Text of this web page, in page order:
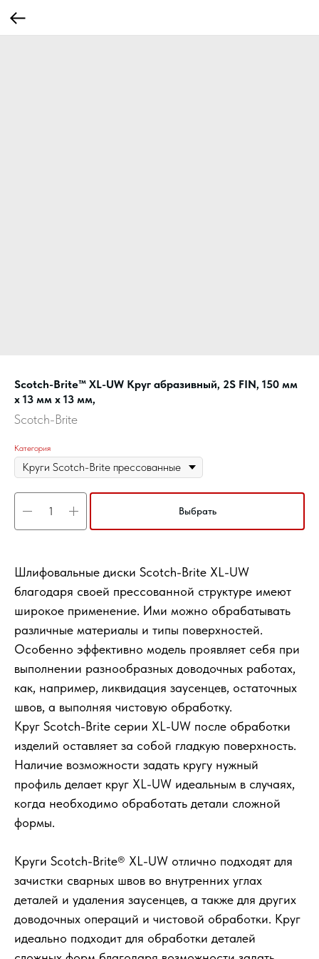
Scotch-Brite™ XL-UW Круг абразивный, 2S FIN, 150 мм
х 13 мм х 13 мм,
Scotch-Brite
Категория
Выбрать
Шлифовальные диски Scotch-Brite XL-UW
благодаря своей прессованной структуре имеют
широкое применение. Ими можно обрабатывать
различные материалы и типы поверхностей.
Особенно эффективно модель проявляет себя при
выполнении разнообразных доводочных работах,
как, например, ликвидация заусенцев, остаточных
швов, а выполняя чистовую обработку.
Круг Scotch-Brite серии XL-UW после обработки
изделий оставляет за собой гладкую поверхность.
Наличие возможности задать кругу нужный
профиль делает круг XL-UW идеальным в случаях,
когда необходимо обработать детали сложной
формы.
Круги Scotch-Brite® XL-UW отлично подходят для
зачистки сварных швов во внутренних углах
деталей и удаления заусенцев, а также для других
доводочных операций и чистовой обработки. Круг
идеально подходит для обработки деталей